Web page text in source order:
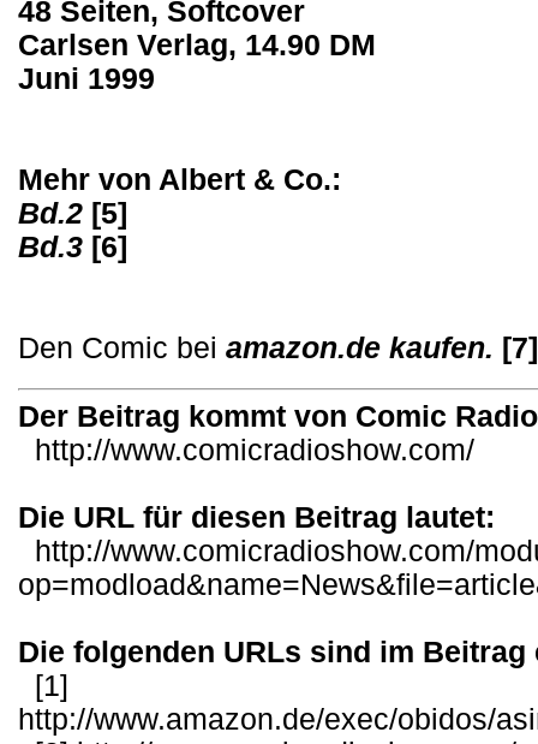
48 Seiten, Softcover
Carlsen Verlag, 14.90 DM
Juni 1999
Mehr von Albert & Co.:
Bd.2 [5]
Bd.3 [6]
Den Comic bei amazon.de kaufen. [7]
Der Beitrag kommt von Comic
http://www.comicradioshow.com/
Die URL für diesen Beitrag lautet:
http://www.comicradioshow.com/
Die folgenden URLs sind im Beitrag
[1]
http://www.amazon.de/exec/obidos/